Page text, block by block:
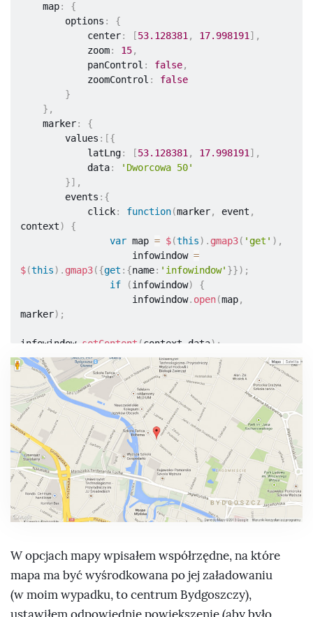
http://grafmag.pl/artykuly/mapa-na-
stronie-internetowej-przy-wykorzystaniu-google-
Mapa na stronie internetowej przy
wykorzystaniu Google Maps API</
header>
<
<script
//maps.google.com/maps/api/js?
&amp;language=pl"> script>
script
//ajax.googleapis.com/ajax/libs/jquery/1.10.2/
>
script src ="js/gmap3.min.js "></script
script
// wszystkie następne wycinki kodu
należy umieścić tutaj
</script>
    map
:
{
        options
:
{
            center
: [53.128381, 17.998191] ,
            zoom
: 15,
            panControl
: false,
            zoomControl
:
false
}
} ,
    marker
:
{
        values
: [{
            latLng
: [53.128381, 17.998191] ,
            data
:
'Dworcowa 50'
}] ,
        events
: {
            click
: function(marker, event ,
context)
{
var map = $(this) .gmap3( 'get' ) ,
                    infowindow
=
$(this) .gmap3({get : {name: 'infowindow' }}) ;
if
(infowindow)
{
                    infowindow
. open(map,
marker) ;
infowindow. setContent(context. data) ;
} else
{
$(this).gmap3({
                        infowindow
:
                            anchor
marker,
                            options
{content:
context
data }
}
});
}
}
}
}
W opcjach mapy wpisałem współrzędne, na które
mapa ma być wyśrodkowana po jej załadowaniu
(w moim wypadku, to centrum Bydgoszczy),